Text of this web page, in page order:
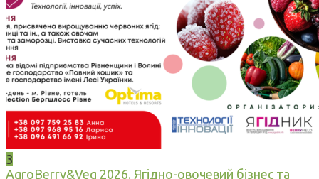
3
AgroBerry&Veg 2026. Ягідно-овочевий бізнес та